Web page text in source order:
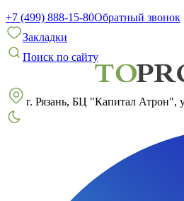
+7 (499) 888-15-80Обратный звонок
Закладки
Поиск по сайту
г. Рязань, БЦ "Капитал Атрон",